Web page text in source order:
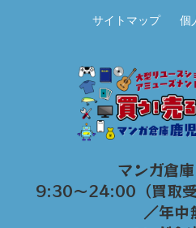
サイトマップ 個
マンガ倉
9:30～24:00（買取受
／年中